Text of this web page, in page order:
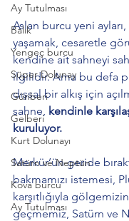
Ay Tutulması
Balık
Yengeç burcu
Süper Dolunay
Günberi
Gelberi
Kurt Dolunayı
Satürn ve Neptün
Kova burcu
Ay Tutulması
Aslan burcu yeni
yaşamak, cesaretle
kendine ait sahneyi
ilgilidir. Ama bu defa
dışsal bir alkış için
sahne, kendinle
kuruluyor.
Merkür’ün geride
bakmamızı istemesi,
karşıtlığıyla
geçmemiz, Satürn ve